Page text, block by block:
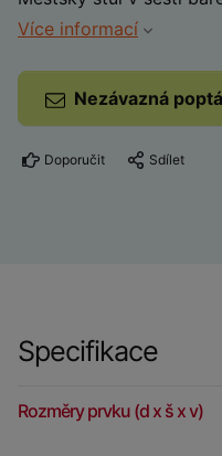
Více informací
Nezávazná
Doporučit Sdílet
Specifikace
Rozměry prvku (d x š x v)